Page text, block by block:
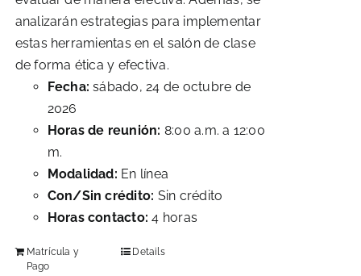
analizarán estrategias para implementar
estas herramientas en el salón de clase
de forma ética y efectiva.
Fecha:sábado, 24 de octubre de
2026
Horas de reunión: 8:00 a.m. a 12:00
m.
Modalidad: En línea
Con/Sin crédito: Sin crédito
Horas contacto: 4 horas
Matrícula y
Pago
Details